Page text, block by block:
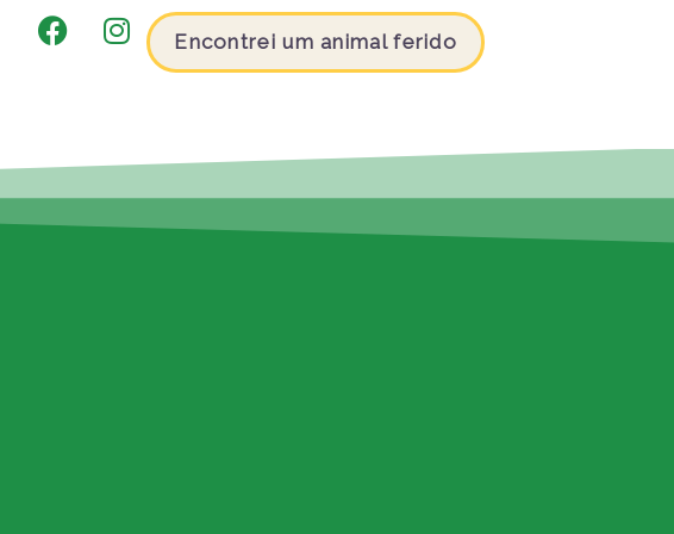
Encontrei um animal ferido